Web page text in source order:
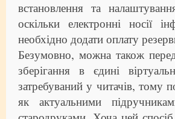
встановлення та
оскільки електронні носії
необхідно додати оплату
Безумовно, можна також
зберігання в єдині
затребуваний у читачів, тому
як актуальними